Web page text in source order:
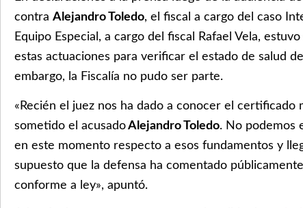
contra Alejandro Toledo, el fiscal a cargo del caso
Equipo Especial, a cargo del fiscal Rafael Vela,
estas actuaciones para verificar el estado de salud
embargo, la Fiscalía no pudo ser parte.
«Recién el juez nos ha dado a conocer el certificado
sometido el acusadoAlejandro Toledo. No podemos
en este momento respecto a esos fundamentos y
supuesto que la defensa ha comentado
conforme a ley», apuntó.